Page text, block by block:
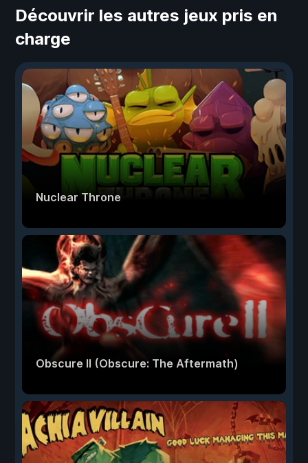
Découvrir les autres jeux pris en
charge
Nuclear Throne
Obscure II (Obscure: The Aftermath)